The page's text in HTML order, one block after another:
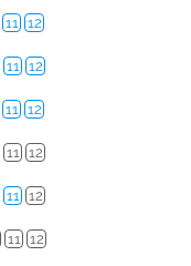
11 12
11 12
11 12
11 12
11 12
11 12